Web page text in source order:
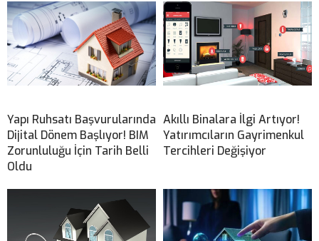
Yapı Ruhsatı Başvurularında
Dijital Dönem Başlıyor! BIM
Zorunluluğu İçin Tarih Belli
Oldu
Akıllı Binalara İlgi Artıyor!
Yatırımcıların Gayrimenkul
Tercihleri Değişiyor